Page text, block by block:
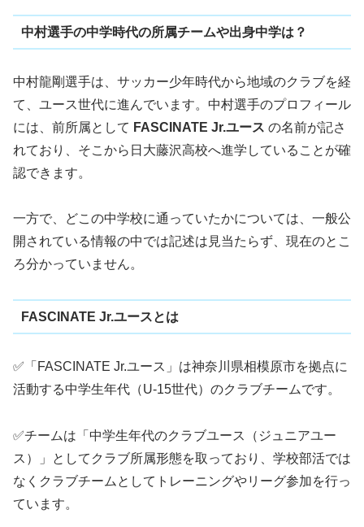
中村選手の中学時代の所属チームや出身中学は？
中村龍剛選手は、サッカー少年時代から地域のクラブを経
て、ユース世代に進んでいます。中村選手のプロフィール
には、前所属として FASCINATE Jr.ユース の名前が記さ
れており、そこから日大藤沢高校へ進学していることが確
認できます。
一方で、どこの中学校に通っていたかについては、一般公
開されている情報の中では記述は見当たらず、現在のとこ
ろ分かっていません。
FASCINATE Jr.ユースとは
✅「FASCINATE Jr.ユース」は神奈川県相模原市を拠点に
活動する中学生年代（U‑15世代）のクラブチームです。
✅チームは「中学生年代のクラブユース（ジュニアユー
ス）」としてクラブ所属形態を取っており、学校部活では
なくクラブチームとしてトレーニングやリーグ参加を行っ
ています。